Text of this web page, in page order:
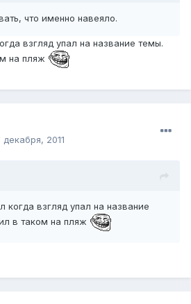
что именно навеяло.
взгляд упал на название темы.
на пляж
декабря, 2011
когда взгляд упал на название
в таком на пляж